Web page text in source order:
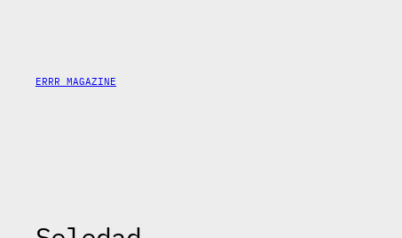
ERRR MAGAZINE